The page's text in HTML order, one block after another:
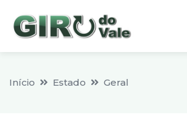
Início Estado Geral